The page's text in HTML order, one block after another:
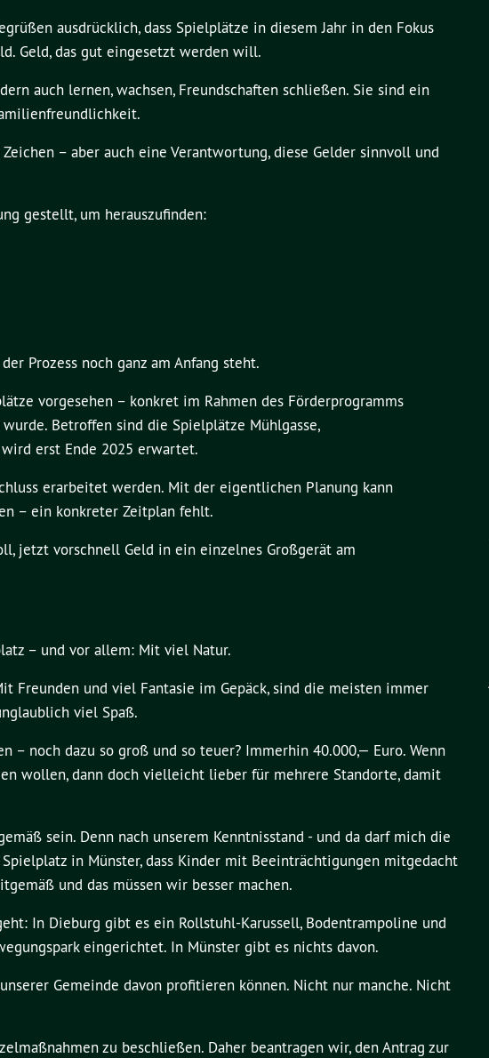
ausdrücklich, dass Spielplätze in diesem Jahr in den Fokus
Geld, das gut eingesetzt werden will.
auch lernen, wachsen, Freundschaften schließen. Sie sind ein
– aber auch eine Verantwortung, diese Gelder sinnvoll und
gestellt, um herauszufinden:
Prozess noch ganz am Anfang steht.
vorgesehen – konkret im Rahmen des Förderprogramms
Betroffen sind die Spielplätze Mühlgasse,
wird erst Ende 2025 erwartet.
erarbeitet werden. Mit der eigentlichen Planung kann
– ein konkreter Zeitplan fehlt.
jetzt vorschnell Geld in ein einzelnes Großgerät am
– und vor allem: Mit viel Natur.
Freunden und viel Fantasie im Gepäck, sind die meisten immer
viel Spaß.
noch dazu so groß und so teuer? Immerhin 40.000,— Euro. Wenn
wollen, dann doch vielleicht lieber für mehrere Standorte, damit
sein. Denn nach unserem Kenntnisstand - und da darf mich die
in Münster, dass Kinder mit Beeinträchtigungen mitgedacht
und das müssen wir besser machen.
In Dieburg gibt es ein Rollstuhl-Karussell, Bodentrampoline und
eingerichtet. In Münster gibt es nichts davon.
Gemeinde davon profitieren können. Nicht nur manche. Nicht
zu beschließen. Daher beantragen wir, den Antrag zur